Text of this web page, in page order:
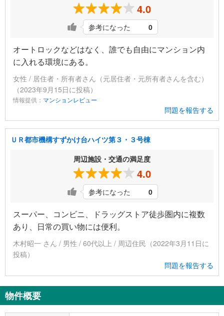
4.0
参考になった 0
オートロックなどはなく、誰でも自由にマンション内
に入れる環境にある。
女性 / 居住者・所有者さん（元居住者・元所有者さんを含む）
（2023年9月15日に投稿）
情報提供： マンションレビュー
問題を報告する
ＵＲ都市機構すずかけ台ハイツ第３・３号棟
周辺施設・交通の満足度
4.0
参考になった 0
スーパー、コンビニ、ドラッグストア徒歩圏内に複数
あり、日常の買い物には便利。
木村昭一 さん / 男性 / 60代以上 / 周辺住民（2022年3月11日に
投稿）
問題を報告する
物件概要